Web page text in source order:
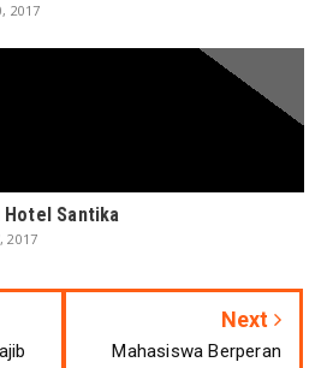
2017
Hotel Santika
2017
Next
Mahasiswa Berperan